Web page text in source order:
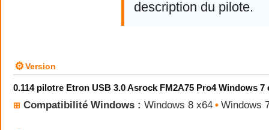
description du pilote.
⚙Version
0.114 pilotre Etron USB 3.0 Asrock FM2A75 Pro4 Windows 7
⊞ Compatibilité Windows : Windows 8 x64 • Windows